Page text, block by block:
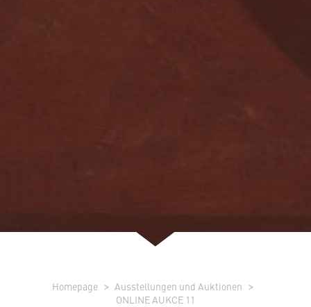
Homepage
Ausstellungen und Auktionen
ONLINE AUKCE 11